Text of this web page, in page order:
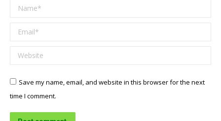
Name *
Email *
Website
Save my name, email, and website in this browser for the next
time I comment.